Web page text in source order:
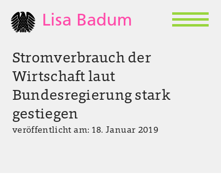
Lisa Badum
Stromverbrauch der
Wirtschaft laut
Bundesregierung stark
gestiegen
veröffentlicht am: 18. Januar 2019